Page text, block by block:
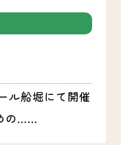
ル船堀にて開催
の……